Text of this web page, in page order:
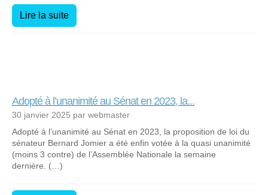
Lire la suite
Adopté à l’unanimité au Sénat en 2023, la...
30 janvier 2025 par webmaster
Adopté à l’unanimité au Sénat en 2023, la proposition de loi du
sénateur Bernard Jomier a été enfin votée à la quasi unanimité
(moins 3 contre) de l’Assemblée Nationale la semaine
dernière. (…)